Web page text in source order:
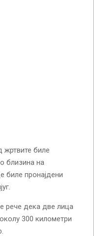
жртвите биле
близина на
биле пронајдени
рече дека две лица
300 километри